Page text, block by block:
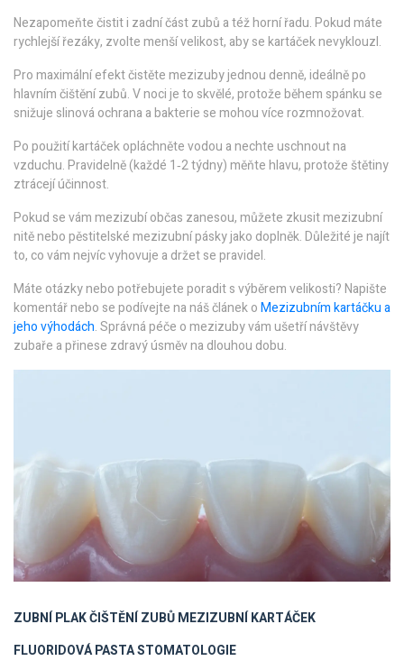
Nezapomeňte čistit i zadní část zubů a též horní řadu. Pokud máte
rychlejší řezáky, zvolte menší velikost, aby se kartáček nevyklouzl.
Pro maximální efekt čistěte mezizuby jednou denně, ideálně po
hlavním čištění zubů. V noci je to skvělé, protože během spánku se
snižuje slinová ochrana a bakterie se mohou více rozmnožovat.
Po použití kartáček opláchněte vodou a nechte uschnout na
vzduchu. Pravidelně (každé 1‑2 týdny) měňte hlavu, protože štětiny
ztrácejí účinnost.
Pokud se vám mezizubí občas zanesou, můžete zkusit mezizubní
nitě nebo pěstitelské mezizubní pásky jako doplněk. Důležité je najít
to, co vám nejvíc vyhovuje a držet se pravidel.
Máte otázky nebo potřebujete poradit s výběrem velikosti? Napište
komentář nebo se podívejte na náš článek oMezizubním kartáčku a
jeho výhodách. Správná péče o mezizuby vám ušetří návštěvy
zubaře a přinese zdravý úsměv na dlouhou dobu.
ZUBNÍ PLAKČIŠTĚNÍ ZUBŮMEZIZUBNÍ KARTÁČEK
FLUORIDOVÁ PASTASTOMATOLOGIE